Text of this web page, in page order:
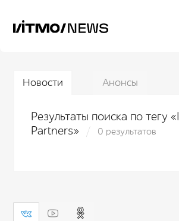
Новости Анонсы
Результаты поиска по тегу
Partners»
0 результатов